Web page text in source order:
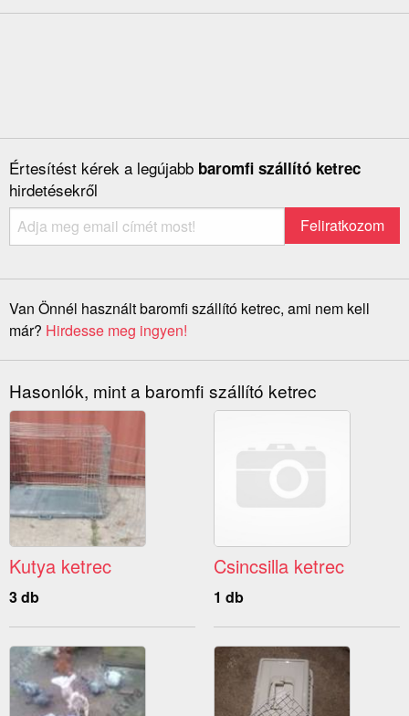
Értesítést kérek a legújabb baromfi szállító ketrec
hirdetésekről
Van Önnél használt baromfi szállító ketrec, ami nem kell
már? Hirdesse meg ingyen!
Hasonlók, mint a baromfi szállító ketrec
Kutya ketrec
3 db
Csincsilla ketrec
1 db